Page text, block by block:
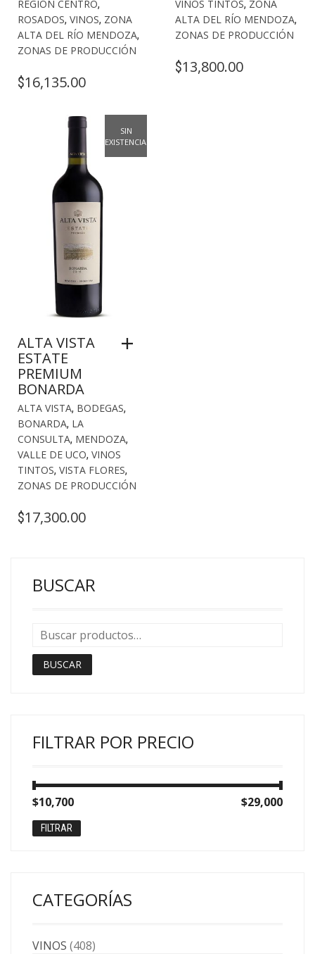
REGIÓN CENTRO,
ROSADOS, VINOS, ZONA
ALTA DEL RÍO MENDOZA,
ZONAS DE PRODUCCIÓN
$16,135.00
VINOS TINTOS, ZONA
ALTA DEL RÍO MENDOZA,
ZONAS DE PRODUCCIÓN
$13,800.00
SIN
EXISTENCIAS
ALTA VISTA
ESTATE
PREMIUM
BONARDA
ALTA VISTA, BODEGAS,
BONARDA, LA
CONSULTA, MENDOZA,
VALLE DE UCO, VINOS
TINTOS, VISTA FLORES,
ZONAS DE PRODUCCIÓN
$17,300.00
BUSCAR
BUSCAR
FILTRAR POR PRECIO
Precio
mínimo
Precio
máximo
FILTRAR
$10,700 $29,000
CATEGORÍAS
VINOS (408)